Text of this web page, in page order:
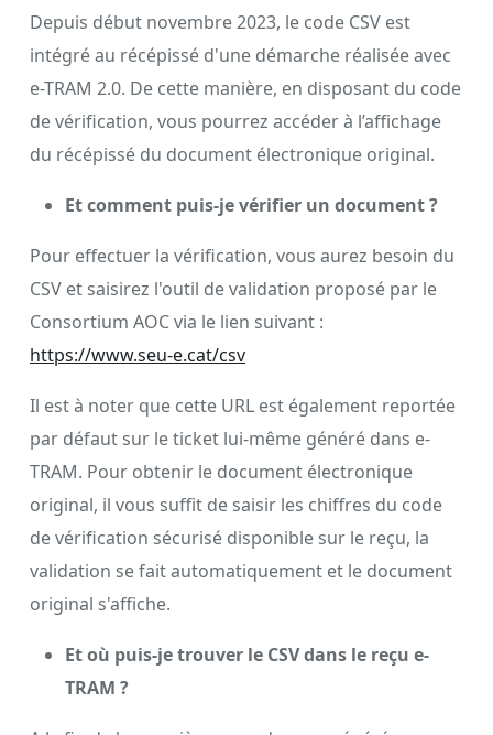
Depuis début novembre 2023, le code CSV est
intégré au récépissé d'une démarche réalisée avec
e-TRAM 2.0. De cette manière, en disposant du code
de vérification, vous pourrez accéder à l’affichage
du récépissé du document électronique original.
Et comment puis-je vérifier un document ?
Pour effectuer la vérification, vous aurez besoin du
CSV et saisirez l'outil de validation proposé par le
Consortium AOC via le lien suivant :
https://www.seu-e.cat/csv
Il est à noter que cette URL est également reportée
par défaut sur le ticket lui-même généré dans e-
TRAM. Pour obtenir le document électronique
original, il vous suffit de saisir les chiffres du code
de vérification sécurisé disponible sur le reçu, la
validation se fait automatiquement et le document
original s'affiche.
Et où puis-je trouver le CSV dans le reçu e-
TRAM ?